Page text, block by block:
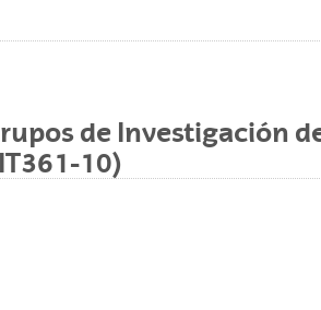
de Investigación
10)